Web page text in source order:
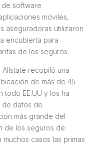
software
móviles,
aseguradoras utilizaron
encubierta para
de los seguros.
recopiló una
de más de 45
todo EE.UU y los ha
de datos de
más grande del
de los seguros de
casos las primas